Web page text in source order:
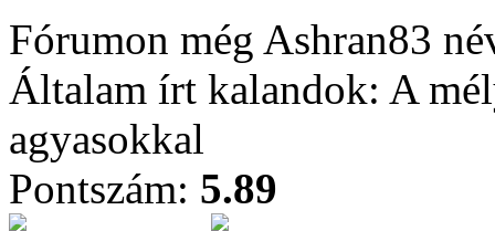
Fórumon még Ashran83
Általam írt kalandok: A
agyasokkal
Pontszám: 5.89